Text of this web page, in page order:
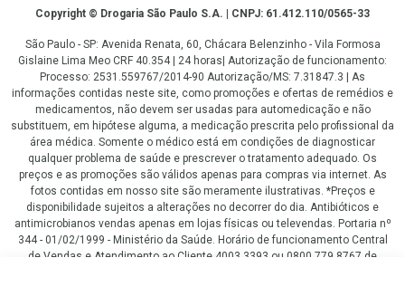
CopyrightCopyright © Drogaria São Paulo S.A. | CNPJ: 61.412.110/0565-33
São Paulo - SP: Avenida Renata, 60, Chácara Belenzinho - Vila Formosa
Gislaine Lima Meo CRF 40.354 | 24 horas| Autorização de funcionamento:
Processo: 2531.559767/2014-90 Autorização/MS: 7.31847.3 | As
informações contidas neste site, como promoções e ofertas de remédios e
medicamentos, não devem ser usadas para automedicação e não
substituem, em hipótese alguma, a medicação prescrita pelo profissional da
área médica. Somente o médico está em condições de diagnosticar
qualquer problema de saúde e prescrever o tratamento adequado. Os
preços e as promoções são válidos apenas para compras via internet. As
fotos contidas em nosso site são meramente ilustrativas. *Preços e
disponibilidade sujeitos a alterações no decorrer do dia. Antibióticos e
antimicrobianos vendas apenas em lojas físicas ou televendas. Portaria nº
344 - 01/02/1999 - Ministério da Saúde. Horário de funcionamento Central
de Vendas e Atendimento ao Cliente 4003 3393 ou 0800 779 8767 de